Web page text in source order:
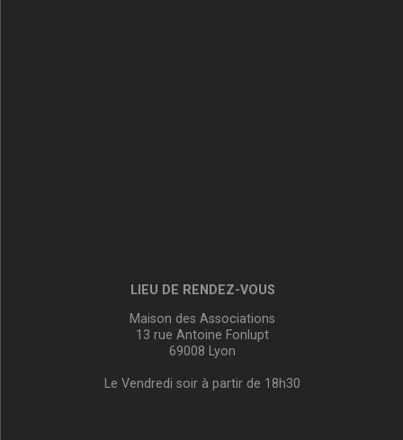
LIEU DE RENDEZ-VOUS
Maison des Associations
13 rue Antoine Fonlupt
69008 Lyon
Le Vendredi soir à partir de 18h30